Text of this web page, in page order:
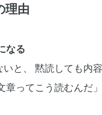
理由
なる
と、 黙読しても内
ってこう読むんだ